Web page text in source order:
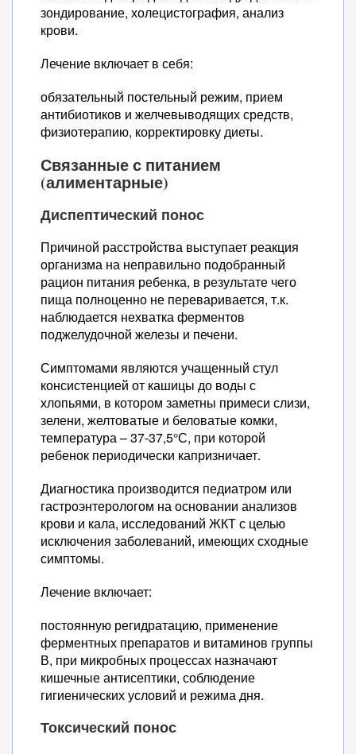
зондирование, холецистография, анализ
крови.
Лечение включает в себя:
обязательный постельный режим, прием
антибиотиков и желчевыводящих средств,
физиотерапию, корректировку диеты.
Связанные с питанием
(алиментарные)
Диспептический понос
Причиной расстройства выступает реакция
организма на неправильно подобранный
рацион питания ребенка, в результате чего
пища полноценно не переваривается, т.к.
наблюдается нехватка ферментов
поджелудочной железы и печени.
Симптомами являются учащенный стул
консистенцией от кашицы до воды с
хлопьями, в котором заметны примеси слизи,
зелени, желтоватые и беловатые комки,
температура – 37-37,5°С, при которой
ребенок периодически капризничает.
Диагностика производится педиатром или
гастроэнтерологом на основании анализов
крови и кала, исследований ЖКТ с целью
исключения заболеваний, имеющих сходные
симптомы.
Лечение включает:
постоянную регидратацию, применение
ферментных препаратов и витаминов группы
В, при микробных процессах назначают
кишечные антисептики, соблюдение
гигиенических условий и режима дня.
Токсический понос